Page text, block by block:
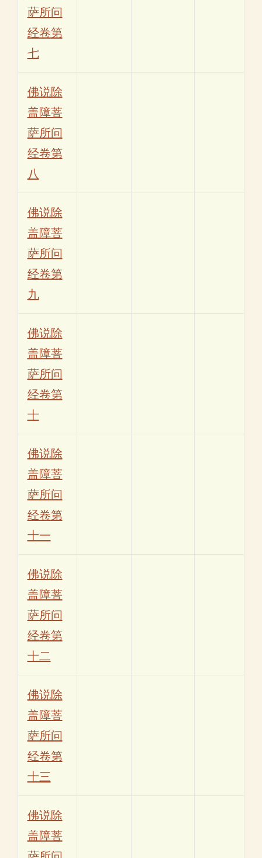
萨所问
经卷第
七
佛说除
盖障菩
萨所问
经卷第
八
佛说除
盖障菩
萨所问
经卷第
九
佛说除
盖障菩
萨所问
经卷第
十
佛说除
盖障菩
萨所问
经卷第
十一
佛说除
盖障菩
萨所问
经卷第
十二
佛说除
盖障菩
萨所问
经卷第
十三
佛说除
盖障菩